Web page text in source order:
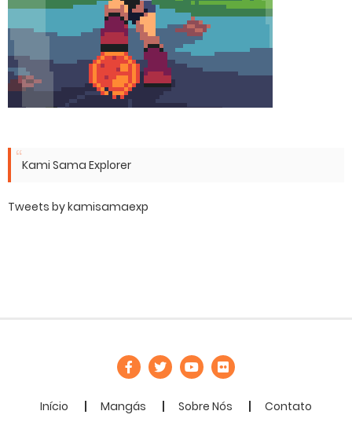
Kami Sama Explorer
Tweets by kamisamaexp
Início Mangás Sobre Nós Contato